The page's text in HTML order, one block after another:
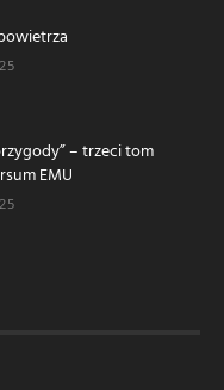
– trzeci tom
EMU